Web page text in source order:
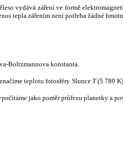
vydává záření ve formě
tepla zářením není potřeba žádné
Boltzmannova konstanta.
teplotu fotosféry Slunce T(5 780
jako poměr průřezu planetky a